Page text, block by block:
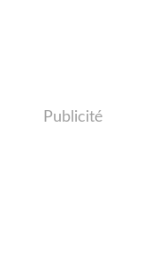
Publicité